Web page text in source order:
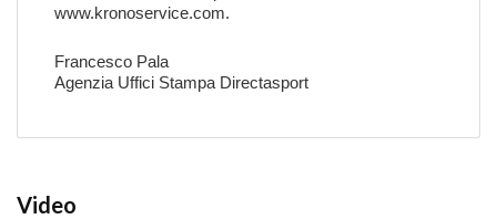
www.kronoservice.com.
Francesco Pala
Agenzia Uffici Stampa Directasport
Video